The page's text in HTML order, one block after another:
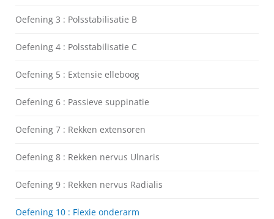
Oefening 3 : Polsstabilisatie B
Oefening 4 : Polsstabilisatie C
Oefening 5 : Extensie elleboog
Oefening 6 : Passieve suppinatie
Oefening 7 : Rekken extensoren
Oefening 8 : Rekken nervus Ulnaris
Oefening 9 : Rekken nervus Radialis
Oefening 10 : Flexie onderarm